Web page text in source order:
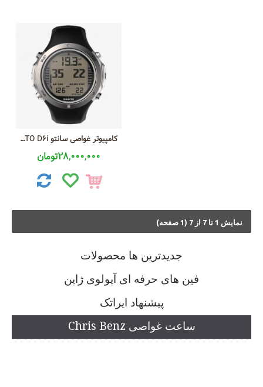
کامپیوتر غواصی سانتو SUUNTO D6i
28,000,000تومان
نمايش 1 تا 7 از 7 (1 صفحه)
جديدترين ها محصولات
فین های حرفه ای آپولوی ژاپن
پیشنهاد ایراتک
ساعت غواصی Chris Benz